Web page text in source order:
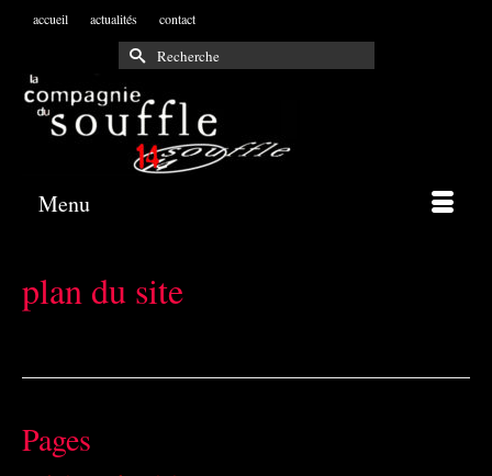
accueil actualités contact
Rechercher :
Menu
plan du site
Pages